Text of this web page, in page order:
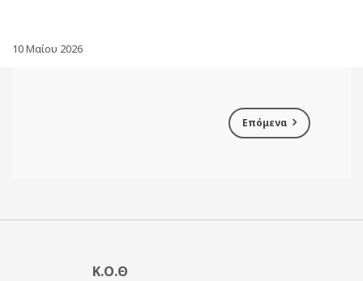
10 Μαίου 2026
Επόμενα
Κ.Ο.Θ